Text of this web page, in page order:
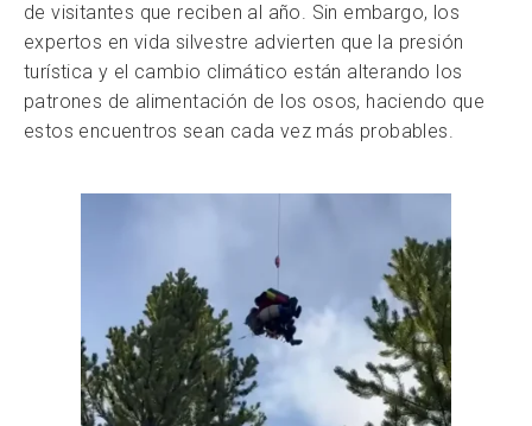
de visitantes que reciben al año. Sin embargo, los
expertos en vida silvestre advierten que la presión
turística y el cambio climático están alterando los
patrones de alimentación de los osos, haciendo que
estos encuentros sean cada vez más probables.